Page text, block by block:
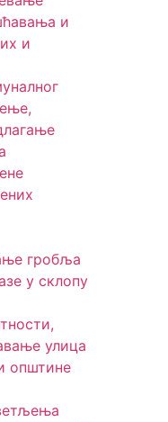
и
и
гробља
у склопу
улица
општине